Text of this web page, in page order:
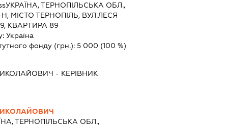
УКРАЇНА, ТЕРНОПІЛЬСЬКА ОБЛ.,
МІСТО ТЕРНОПІЛЬ, ВУЛ.ЛЕСЯ
КВАРТИРА 89
Україна
фонду (грн.): 5 000 (100 %)
- КЕРІВНИК
ТЕРНОПІЛЬСЬКА ОБЛ.,